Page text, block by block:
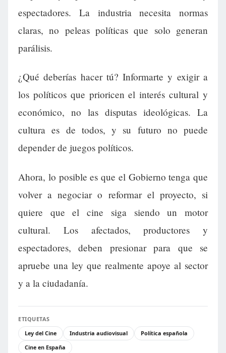
espectadores. La industria necesita normas
claras, no peleas políticas que solo generan
parálisis.
¿Qué deberías hacer tú? Informarte y exigir a
los políticos que prioricen el interés cultural y
económico, no las disputas ideológicas. La
cultura es de todos, y su futuro no puede
depender de juegos políticos.
Ahora, lo posible es que el Gobierno tenga que
volver a negociar o reformar el proyecto, si
quiere que el cine siga siendo un motor
cultural. Los afectados, productores y
espectadores, deben presionar para que se
apruebe una ley que realmente apoye al sector
y a la ciudadanía.
ETIQUETAS
Ley del Cine
Industria audiovisual
Política española
Cine en España